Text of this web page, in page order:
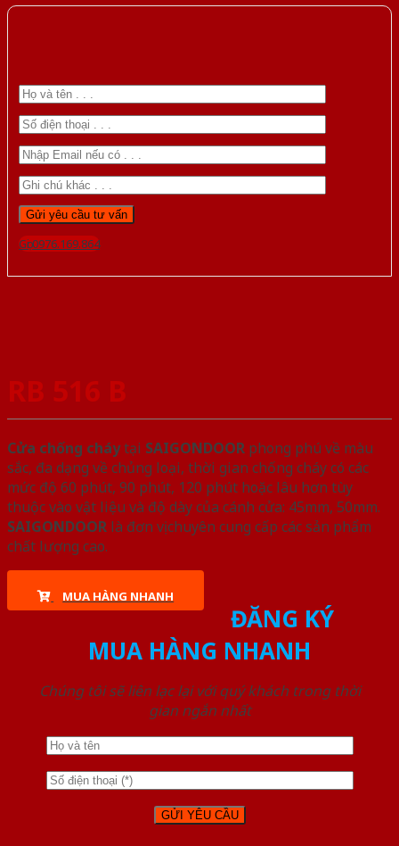
Gọi 0976.169.864
RB 516 B
Cửa chống cháytại SAIGONDOOR phong phú về màu
sắc, đa dạng về chủng loại, thời gian chống cháy có các
mức độ 60 phút, 90 phút, 120 phút hoặc lâu hơn tùy
thuộc vào vật liệu và độ dày của cánh cửa: 45mm, 50mm.
SAIGONDOOR là đơn vị chuyên cung cấp các sản phẩm
chất lượng cao.
MUA HÀNG NHANH
ĐĂNG KÝ
MUA HÀNG NHANH
Chúng tôi sẽ liên lạc lại với quý khách trong thời
gian ngắn nhất